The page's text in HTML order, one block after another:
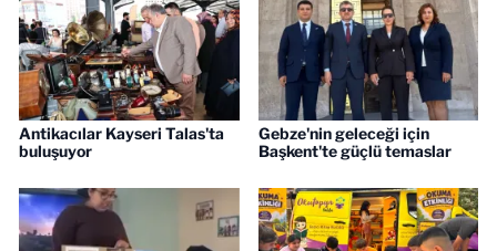
Antikacılar Kayseri Talas'ta
buluşuyor
Gebze'nin geleceği için
Başkent'te güçlü temaslar